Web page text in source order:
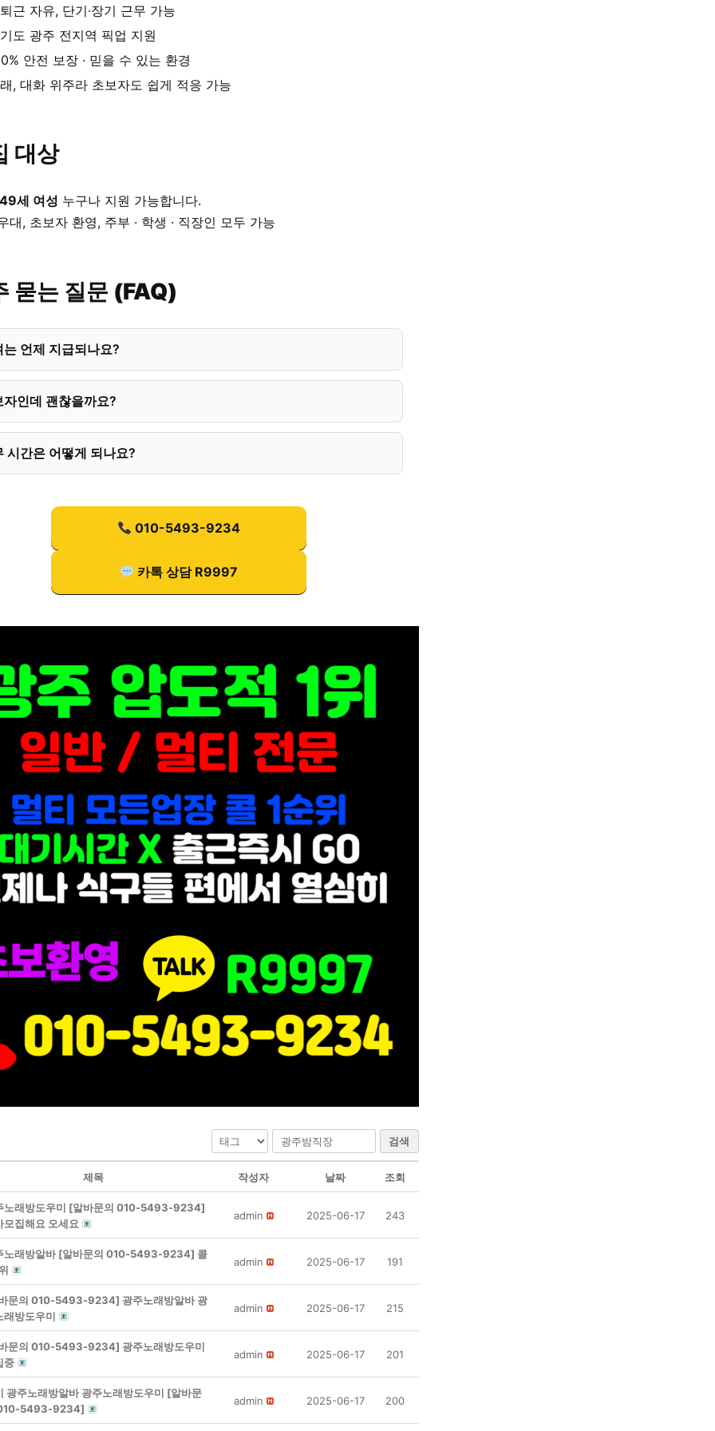
근 자유, 단기·장기 근무 가능
도 광주 전지역 픽업 지원
안전 보장 · 믿을 수 있는 환경
, 대화 위주라 초보자도 쉽게 적응 가능
대상
세 여성 누구나 지원 가능합니다.
대, 초보자 환영, 주부 · 학생 · 직장인 모두 가능
묻는 질문 (FAQ)
는 언제 지급되나요?
자인데 괜찮을까요?
시간은 어떻게 되나요?
010-5493-9234
카톡 상담 R9997
검색
제목 작성자 날짜 조회
노래방도우미 [알바문의 010-5493-9234]
모집해요 오세요
admin 2025-06-17 243
노래방알바 [알바문의 010-5493-9234] 콜
admin 2025-06-17 191
문의 010-5493-9234] 광주노래방알바 광
래방도우미
admin 2025-06-17 215
문의 010-5493-9234] 광주노래방도우미
중
admin 2025-06-17 201
광주노래방알바 광주노래방도우미 [알바문
5493-9234]
admin 2025-06-17 200